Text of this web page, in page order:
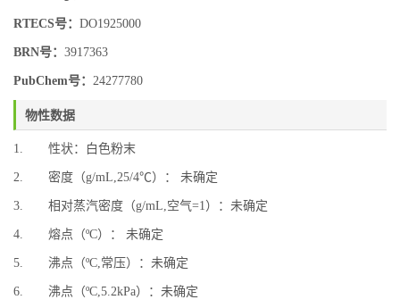
RTECS号： DO1925000
BRN号： 3917363
PubChem号： 24277780
物性数据
1. 性状：白色粉末
2. 密度（g/mL,25/4℃）： 未确定
3. 相对蒸汽密度（g/mL,空气=1）：未确定
4. 熔点（ºC）： 未确定
5. 沸点（ºC,常压）：未确定
6. 沸点（ºC,5.2kPa）：未确定